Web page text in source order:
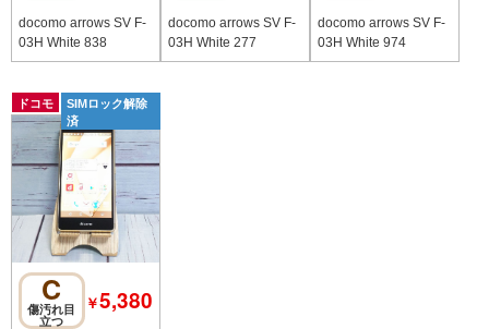
docomo arrows SV F-
03H White 838
docomo arrows SV F-
03H White 277
docomo arrows SV F-
03H White 974
ドコモ
SIMロック解除
済
C
傷汚れ目
立つ
￥5,380